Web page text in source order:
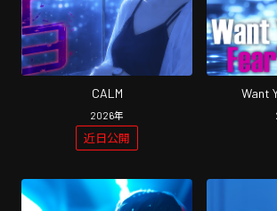
CALM
2026年
近日公開
Want